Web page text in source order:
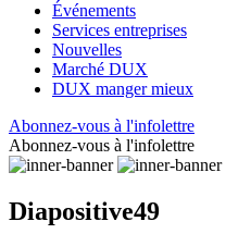
Événements
Services entreprises
Nouvelles
Marché DUX
DUX manger mieux
Abonnez-vous à l'infolettre
Abonnez-vous à l'infolettre
Diapositive49